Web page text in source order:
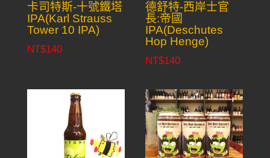
卡司特斯-十號鐵塔
IPA(Karl Strauss
Tower 10 IPA)
NT$140
德舒特-西岸士官
長:帝國
IPA(Deschutes
Hop Henge)
NT$140